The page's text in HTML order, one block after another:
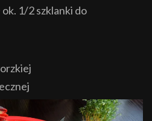
1/2 szklanki do